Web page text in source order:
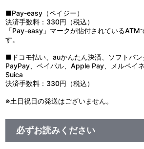
■Pay-easy（ペイジー）
決済手数料：330円（税込）
「Pay-easy」マークが貼付されているATM
す。
■ドコモ払い、auかんたん決済、ソフトバン
PayPay、ペイパル、Apple Pay、メルペイ
Suica
決済手数料：330円（税込）
※土日祝日の発送はございません。
必ずお読みください